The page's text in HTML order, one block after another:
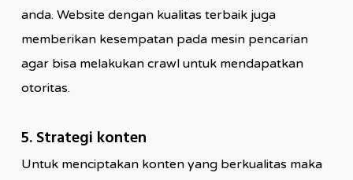
anda. Website dengan kualitas terbaik juga
memberikan kesempatan pada mesin pencarian
agar bisa melakukan crawl untuk mendapatkan
otoritas.
5. Strategi konten
Untuk menciptakan konten yang berkualitas maka